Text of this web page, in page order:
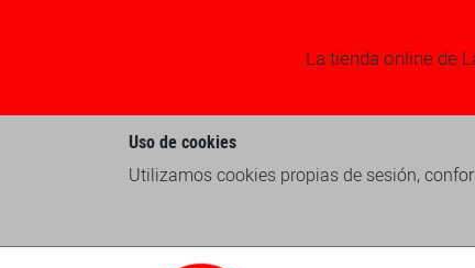
La tienda online de
Uso de cookies
Utilizamos cookies propias de sesión,